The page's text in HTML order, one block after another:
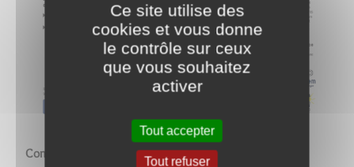
Composteur
Ce site utilise des
cookies et vous donne
le contrôle sur ceux
que vous souhaitez
activer
Tout accepter
Tout refuser